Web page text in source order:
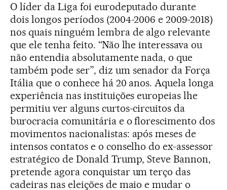
O líder da Liga foi eurodeputado durante
dois longos períodos (2004-2006 e 2009-2018)
nos quais ninguém lembra de algo relevante
que ele tenha feito. “Não lhe interessava ou
não entendia absolutamente nada, o que
também pode ser”, diz um senador da Força
Itália que o conhece há 20 anos. Aquela longa
experiência nas instituições europeias lhe
permitiu ver alguns curtos-circuitos da
burocracia comunitária e o florescimento dos
movimentos nacionalistas: após meses de
intensos contatos e o conselho do ex-assessor
estratégico de Donald Trump, Steve Bannon,
pretende agora conquistar um terço das
cadeiras nas eleições de maio e mudar o